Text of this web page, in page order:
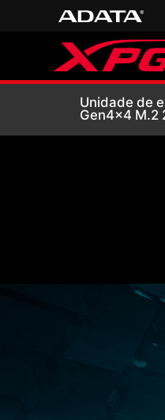
Unidade de
Gen4x4 M.2